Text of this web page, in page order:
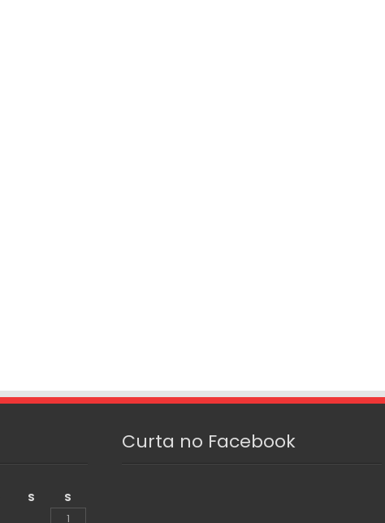
S
S
1
Curta no Facebook